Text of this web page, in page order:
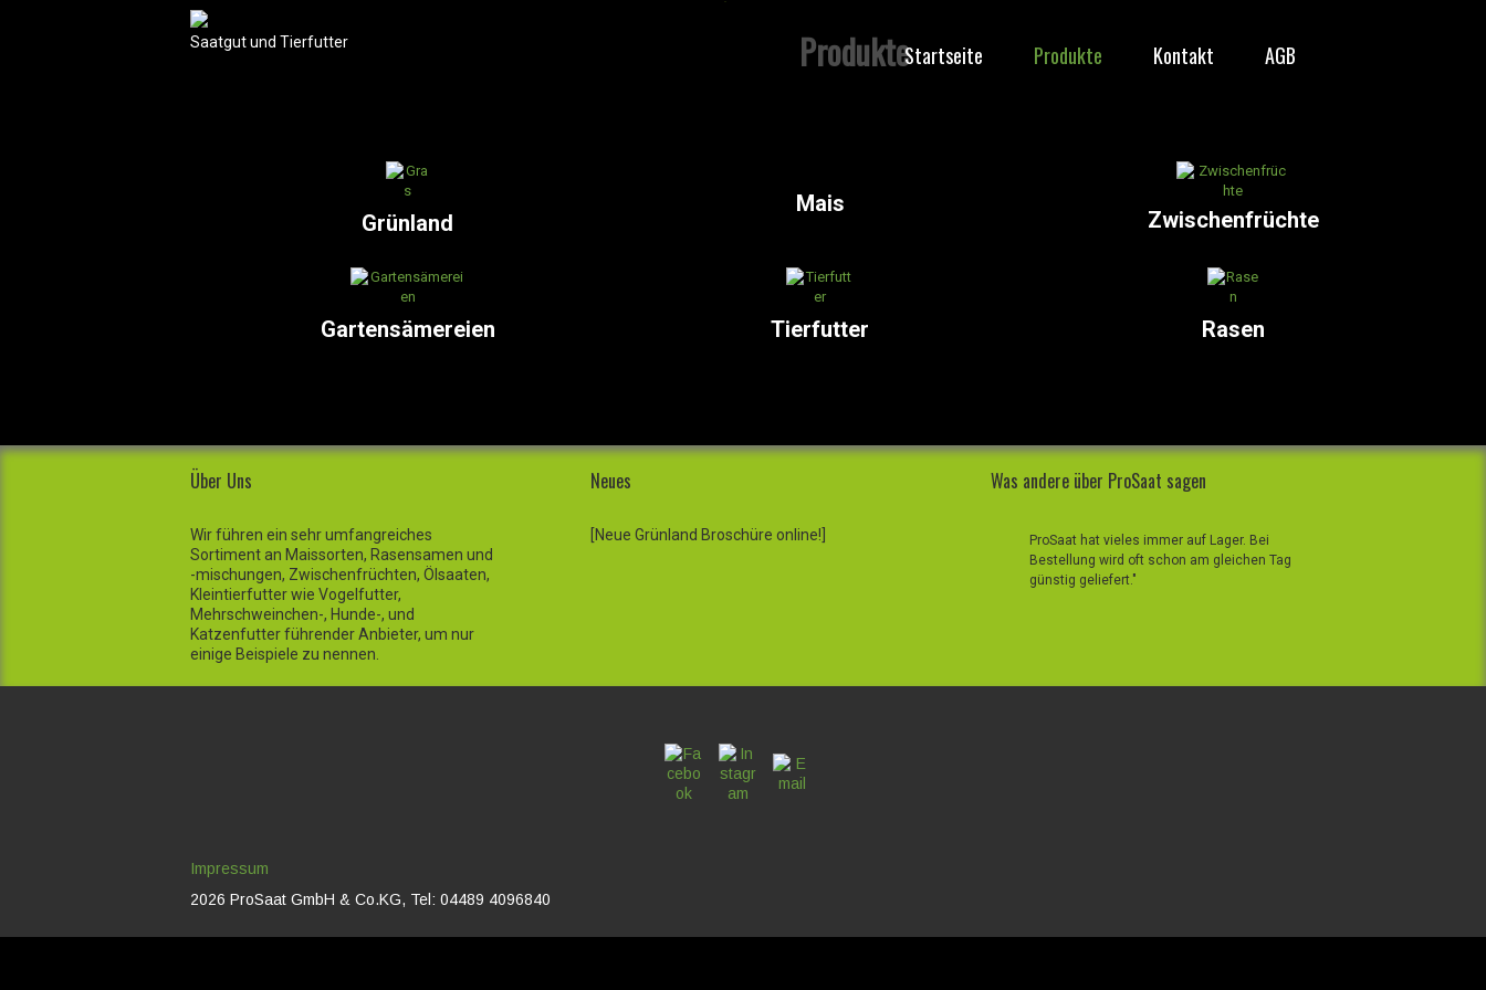
Saatgut und Tierfutter Startseite Produkte Kontakt AGB
Produkte
Grünland
Mais
Zwischenfrüchte
Gartensämereien Tierfutter Rasen
Über Uns
Wir führen ein sehr umfangreiches
Sortiment an Maissorten, Rasensamen und
-mischungen, Zwischenfrüchten, Ölsaaten,
Kleintierfutter wie Vogelfutter,
Mehrschweinchen-, Hunde-, und
Katzenfutter führender Anbieter, um nur
einige Beispiele zu nennen.
Neues
[Neue Grünland Broschüre online!]
Was andere über ProSaat sagen
ProSaat hat vieles immer auf Lager. Bei
Bestellung wird oft schon am gleichen Tag
günstig geliefert."
Impressum
2026 ProSaat GmbH & Co.KG, Tel: 04489 4096840